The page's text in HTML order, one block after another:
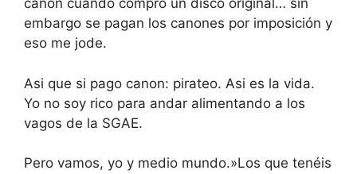
canon cuando compro un disco original… sin
embargo se pagan los canones por imposición y
eso me jode.
Asi que si pago canon: pirateo. Asi es la vida.
Yo no soy rico para andar alimentando a los
vagos de la SGAE.
Pero vamos, yo y medio mundo.»Los que tenéis